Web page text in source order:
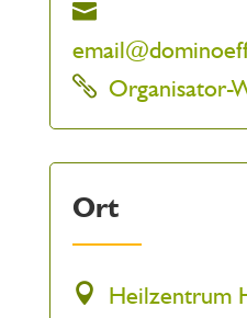
Organisator-
Ort
Heilzentrum